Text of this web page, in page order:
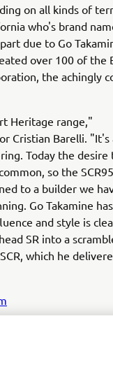
on all kinds of
who's brand
due to Go
over 100 of the
the achingly
Heritage range,"
Cristian Barelli. "It's
Today the desire
so the
to a builder we
Go Takamine has
and style is
SR into a
which he